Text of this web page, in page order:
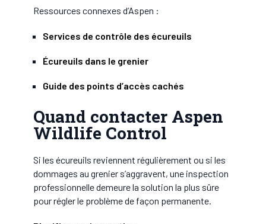
Ressources connexes d’Aspen :
Services de contrôle des écureuils
Écureuils dans le grenier
Guide des points d’accès cachés
Quand contacter Aspen
Wildlife Control
Si les écureuils reviennent régulièrement ou si les
dommages au grenier s’aggravent, une inspection
professionnelle demeure la solution la plus sûre
pour régler le problème de façon permanente.